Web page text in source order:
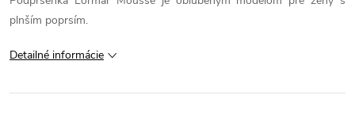
plnším poprsím.
Detailné informácie